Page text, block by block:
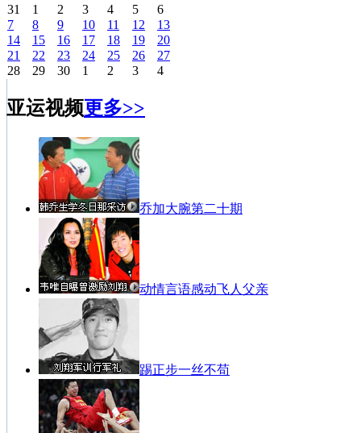
31
1 2 3 4 5
6
7
8 9 10 11 12
13
14
15 16 17 18 19
20
21
22 23 24 25 26
27
28
29 30 1 2 3 4
亚运视频更多>>
乔加大腕第二十期
动情言语感动飞人父亲
踢正步一丝不苟